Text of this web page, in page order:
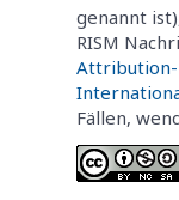
genannt
RISM
Attribution-
Fällen,